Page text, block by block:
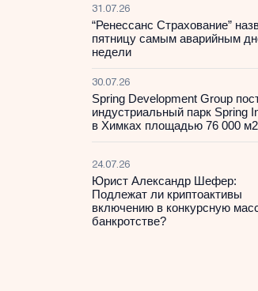
31.07.26
“Ренессанс Страхование”
пятницу самым аварийным
недели
30.07.26
Spring Development Group
индустриальный парк Spring
в Химках площадью 76 000 м2
24.07.26
Юрист Александр Шефер:
Подлежат ли криптоактивы
включению в конкурсную
банкротстве?